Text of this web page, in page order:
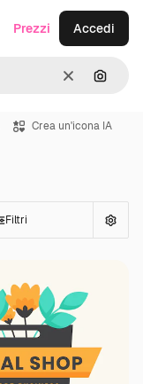
CancellaCerca
Prezzi Accedi
Crea un'icona IA
Filtri